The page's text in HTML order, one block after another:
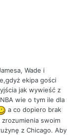
Wade i
ekipa gości
jak wywieść z
wie o tym ile dla
a co dopiero brak
swoim
z Chicago. Aby